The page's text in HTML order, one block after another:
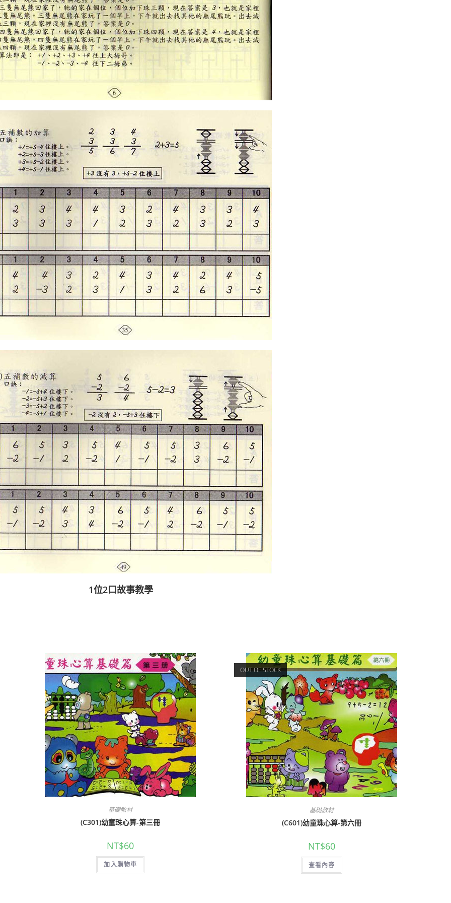
1位2口故事教學
基礎教材
(C301)幼童珠心算-第三冊
NT$60
加入購物車
OUT OF STOCK
基礎教材
(C601)幼童珠心算-第六冊
NT$60
查看內容